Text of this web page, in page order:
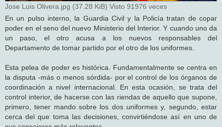
Jose Luis Olivera.jpg (37.28 KiB) Visto 91976 veces
En un pulso interno, la Guardia Civil y la Policía tratan de copar
poder en el seno del nuevo Ministerio del Interior. Y cuando uno da
un paso, el otro acusa a los nuevos responsables del
Departamento de tomar partido por el otro de los uniformes.
Esta pelea de poder es histórica. Fundamentalmente se centra en
la disputa -más o menos sórdida- por el control de los órganos de
coordinación a nivel internacional. En esta ocasión, se trata del
control interior, de hacerse con las riendas de aquello que supone,
primero, tener mando sobre los dos uniformes y, segundo, estar
cerca del que toma las decisiones, convirtiéndose así en uno de